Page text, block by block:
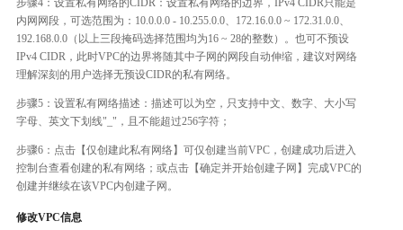
内网网段，可选范围为：10.0.0.0 - 10.255.0.0、172.16.0.0 ~ 172.31.0.0、
192.168.0.0（以上三段掩码选择范围均为16 ~ 28的整数）。也可不预设
IPv4 CIDR，此时VPC的边界将随其中子网的网段自动伸缩，建议对网络
理解深刻的用户选择无预设CIDR的私有网络。
步骤5：设置私有网络描述：描述可以为空，只支持中文、数字、大小写
字母、英文下划线"_"，且不能超过256字符；
步骤6：点击【仅创建此私有网络】可仅创建当前VPC，创建成功后进入
控制台查看创建的私有网络；或点击【确定并开始创建子网】完成VPC的
创建并继续在该VPC内创建子网。
修改VPC信息